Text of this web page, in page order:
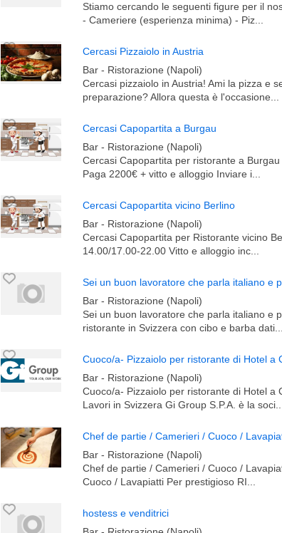
Stiamo cercando le seguenti figure per il
- Cameriere (esperienza minima) - Piz...
Cercasi Pizzaiolo in Austria
Bar - Ristorazione (Napoli)
Cercasi pizzaiolo in Austria! Ami la pizza e
preparazione? Allora questa è l'occasione...
Cercasi Capopartita a Burgau
Bar - Ristorazione (Napoli)
Cercasi Capopartita per ristorante a
Paga 2200€ + vitto e alloggio Inviare i...
Cercasi Capopartita vicino Berlino
Bar - Ristorazione (Napoli)
Cercasi Capopartita per Ristorante vicino
14.00/17.00-22.00 Vitto e alloggio inc...
Bar - Ristorazione (Napoli)
Sei un buon lavoratore che parla italiano e
ristorante in Svizzera con cibo e barba dati...
Bar - Ristorazione (Napoli)
Cuoco/a- Pizzaiolo per ristorante di Hotel a
Lavori in Svizzera Gi Group S.P.A. è la soci...
Chef de partie / Camerieri / Cuoco /
Bar - Ristorazione (Napoli)
Chef de partie / Camerieri / Cuoco /
Cuoco / Lavapiatti Per prestigioso RI...
hostess e venditrici